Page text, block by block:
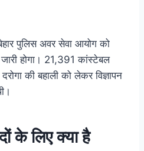
पुलिस अवर सेवा आयोग को
होगा। 21,391 कांस्टेबल
की बहाली को लेकर विज्ञापन
के लिए क्या है